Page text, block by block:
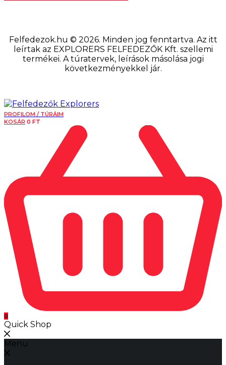
Felfedezok.hu © 2026. Minden jog fenntartva. Az itt
leírtak az EXPLORERS FELFEDEZŐK Kft. szellemi
termékei. A túratervek, leírások másolása jogi
következményekkel jár.
PROFILOM / TÚRÁIM
KOSÁR 0 FT
0
Quick Shop
Menu